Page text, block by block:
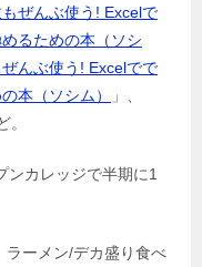
ぜんぶ使う! Excelで
るための本（ソシ
んぶ使う! Excelでで
本（ソシム）
」、
。
ンカレッジで半期に1
ラーメン/デカ盛り食べ